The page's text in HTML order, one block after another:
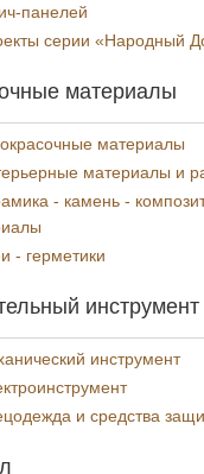
панелей
серии «Народный
материалы
материалы
материалы и
- камень -
- герметики
инструмент
инструмент
и средства